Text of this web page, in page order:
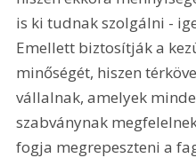
is ki tudnak szolgálni -
Emellett biztosítják a
minőségét, hiszen
vállalnak, amelyek
szabványnak
fogja megrepeszteni a